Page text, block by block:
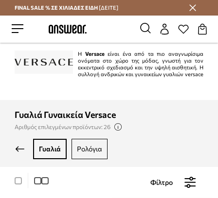
Εξοικονομήστε με το Answear Club
FINAL SALE % ΣΕ ΧΙΛΙΑΔΕΣ ΕΙΔΗ [ΔΕΙΤΕ]
Η Versaceείναι ένα από τα πιο αναγνωρίσιμα
ονόματα στο χώρο της μόδας, γνωστή για τον
εκκεντρικό σχεδιασμό και την υψηλή αισθητική. Η
συλλογή ανδρικών και γυναικείων γυαλιών versace
Γυαλιά Γυναικεία Versace
Αριθμός επιλεγμένων προϊόντων: 26
γυαλιά ρολόγια
Φίλτρο